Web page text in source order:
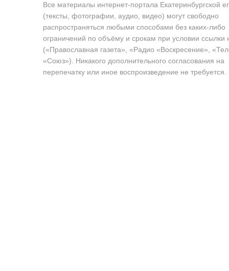
Все материалы интернет-портала Екатеринбургской
(тексты, фотографии, аудио, видео) могут свободно
распространяться любыми способами без каких-либо
ограничений по объёму и срокам при условии ссылки
(«Православная газета», «Радио «Воскресение»,
«Союз»). Никакого дополнительного согласования на
перепечатку или иное воспроизведение не требуется.